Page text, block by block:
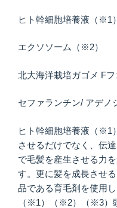
ヒト幹細胞培養液（※1）
エクソソーム（※2）
北大海洋栽培ガゴメ F
セファランチン/ アデノ
ヒト幹細胞培養液（※1
させるだけでなく、伝
で毛髪を産生させる力
す。更に髪を成長させ
品である育毛剤を使用し
（※1）（※2）（※3）